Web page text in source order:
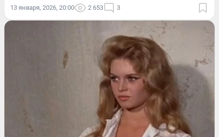
13 января, 2026, 20:00 2 653 3